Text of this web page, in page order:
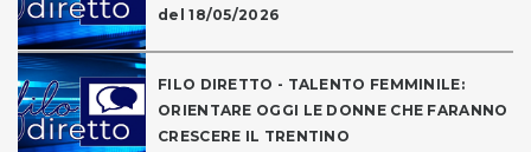
del 18/05/2026
FILO DIRETTO - TALENTO FEMMINILE:
ORIENTARE OGGI LE DONNE CHE FARANNO
CRESCERE IL TRENTINO